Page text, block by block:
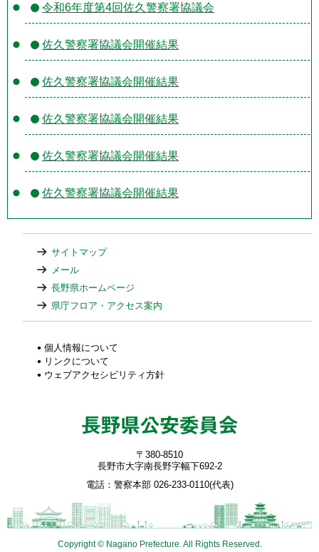
令和6年度第4回佐久警察署協議会
佐久警察署協議会開催結果
佐久警察署協議会開催結果
佐久警察署協議会開催結果
佐久警察署協議会開催結果
佐久警察署協議会開催結果
サイトマップ
メール
長野県ホームページ
県庁フロア・アクセス案内
個人情報について
リンクについて
ウェブアクセシビリティ方針
〒380-8510
長野市大字南長野字幅下692-2
電話：警察本部 026-233-0110(代表)
Copyright © Nagano Prefecture. All Rights Reserved.